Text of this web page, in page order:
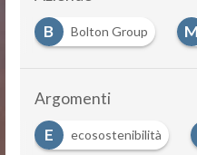
B
Bolton Group M
Argomenti
E ecosostenibilità